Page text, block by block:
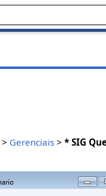
> Gerenciais >* SIG